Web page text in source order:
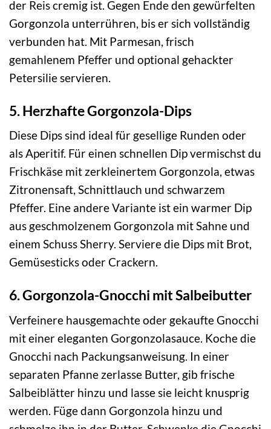
der Reis cremig ist. Gegen Ende den gewürfelten
Gorgonzola unterrühren, bis er sich vollständig
verbunden hat. Mit Parmesan, frisch
gemahlenem Pfeffer und optional gehackter
Petersilie servieren.
5. Herzhafte Gorgonzola-Dips
Diese Dips sind ideal für gesellige Runden oder
als Aperitif. Für einen schnellen Dip vermischst du
Frischkäse mit zerkleinertem Gorgonzola, etwas
Zitronensaft, Schnittlauch und schwarzem
Pfeffer. Eine andere Variante ist ein warmer Dip
aus geschmolzenem Gorgonzola mit Sahne und
einem Schuss Sherry. Serviere die Dips mit Brot,
Gemüsesticks oder Crackern.
6. Gorgonzola-Gnocchi mit Salbeibutter
Verfeinere hausgemachte oder gekaufte Gnocchi
mit einer eleganten Gorgonzolasauce. Koche die
Gnocchi nach Packungsanweisung. In einer
separaten Pfanne zerlasse Butter, gib frische
Salbeiblätter hinzu und lasse sie leicht knusprig
werden. Füge dann Gorgonzola hinzu und